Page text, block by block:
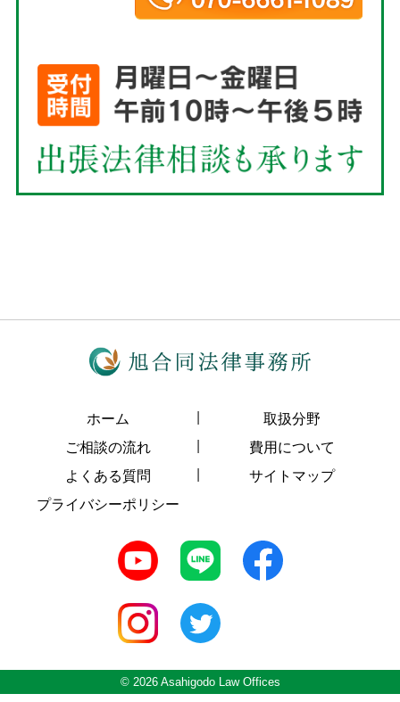
ホーム
取扱分野
ご相談の流れ
費用について
よくある質問
サイトマップ
プライバシーポリシー
© 2026 Asahigodo Law Offices